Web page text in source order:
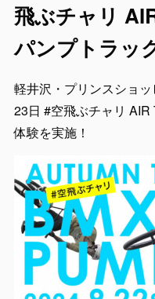
飛ぶチャリ
パンプトラッ
軽井沢・プリンスショ
23日 #空飛ぶチャリ
体験を実施！